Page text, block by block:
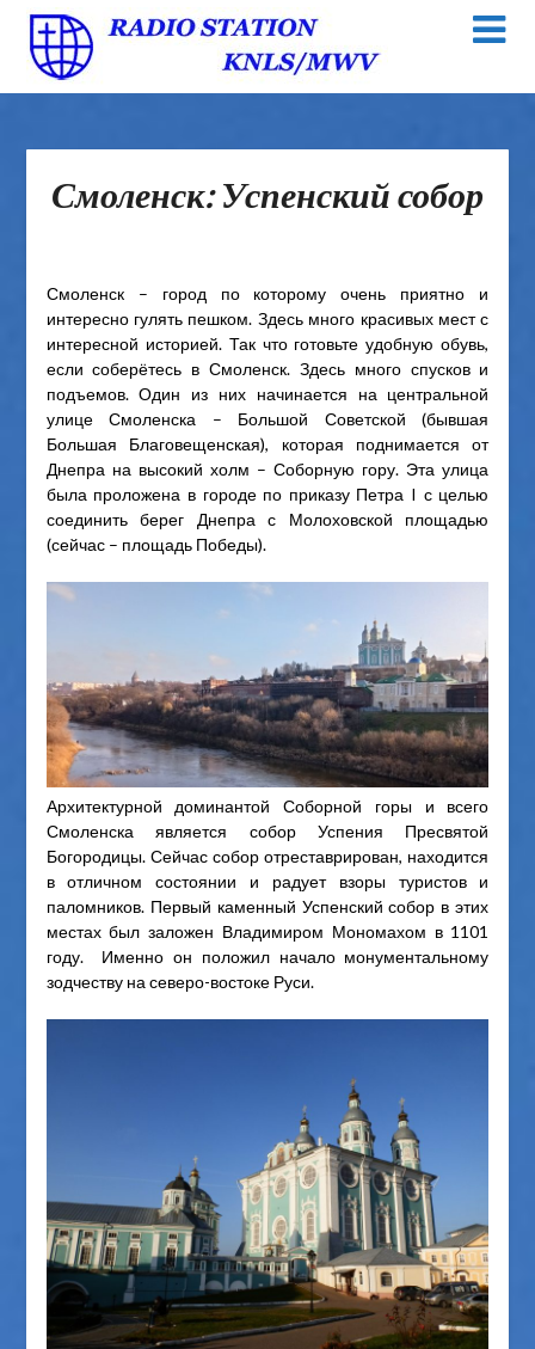
Смоленск: Успенский собор
Смоленск – город по которому очень приятно и
интересно гулять пешком. Здесь много красивых мест с
интересной историей. Так что готовьте удобную обувь,
если соберётесь в Смоленск. Здесь много спусков и
подъемов. Один из них начинается на центральной
улице Смоленска – Большой Советской (бывшая
Большая Благовещенская), которая поднимается от
Днепра на высокий холм – Соборную гору. Эта улица
была проложена в городе по приказу Петра I с целью
соединить берег Днепра с Молоховской площадью
(сейчас – площадь Победы).
Архитектурной доминантой Соборной горы и всего
Смоленска является собор Успения Пресвятой
Богородицы. Сейчас собор отреставрирован, находится
в отличном состоянии и радует взоры туристов и
паломников. Первый каменный Успенский собор в этих
местах был заложен Владимиром Мономахом в 1101
году. Именно он положил начало монументальному
зодчеству на северо-востоке Руси.